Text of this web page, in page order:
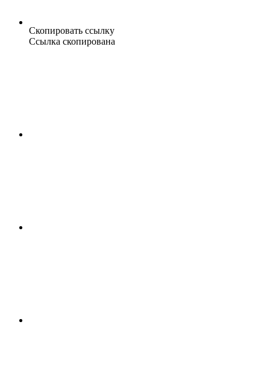
Скопировать ссылку
Ссылка скопирована